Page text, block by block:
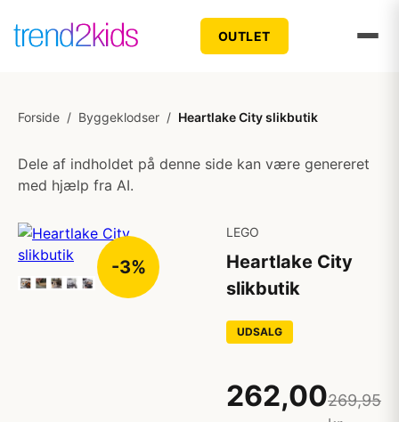
OUTLET
Forside / Byggeklodser / Heartlake City slikbutik
Dele af indholdet på denne side kan være genereret
med hjælp fra AI.
-3%
LEGO
Heartlake City
slikbutik
UDSALG
262,00269,95